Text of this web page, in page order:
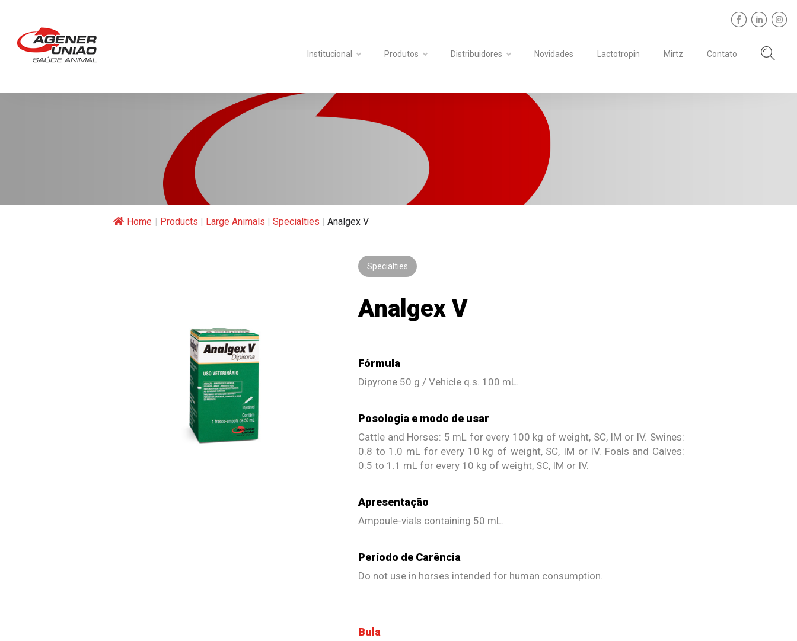
Institucional Produtos Distribuidores Novidades Lactotropin Mirtz Contato
Home | Products | Large Animals | Specialties | Analgex V
Specialties
Analgex V
Fórmula
Dipyrone 50 g / Vehicle q.s. 100 mL.
Posologia e modo de usar
Cattle and Horses: 5 mL for every 100 kg of weight, SC, IM or IV. Swines:
0.8 to 1.0 mL for every 10 kg of weight, SC, IM or IV. Foals and Calves:
0.5 to 1.1 mL for every 10 kg of weight, SC, IM or IV.
Apresentação
Ampoule-vials containing 50 mL.
Período de Carência
Do not use in horses intended for human consumption.
Bula